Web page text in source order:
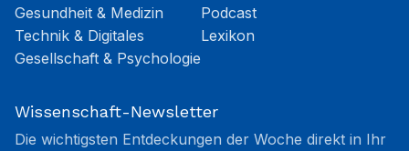
Gesundheit & Medizin
Technik & Digitales
Gesellschaft & Psychologie
Podcast
Lexikon
Wissenschaft-Newsletter
Die wichtigsten Entdeckungen der Woche direkt in Ihr